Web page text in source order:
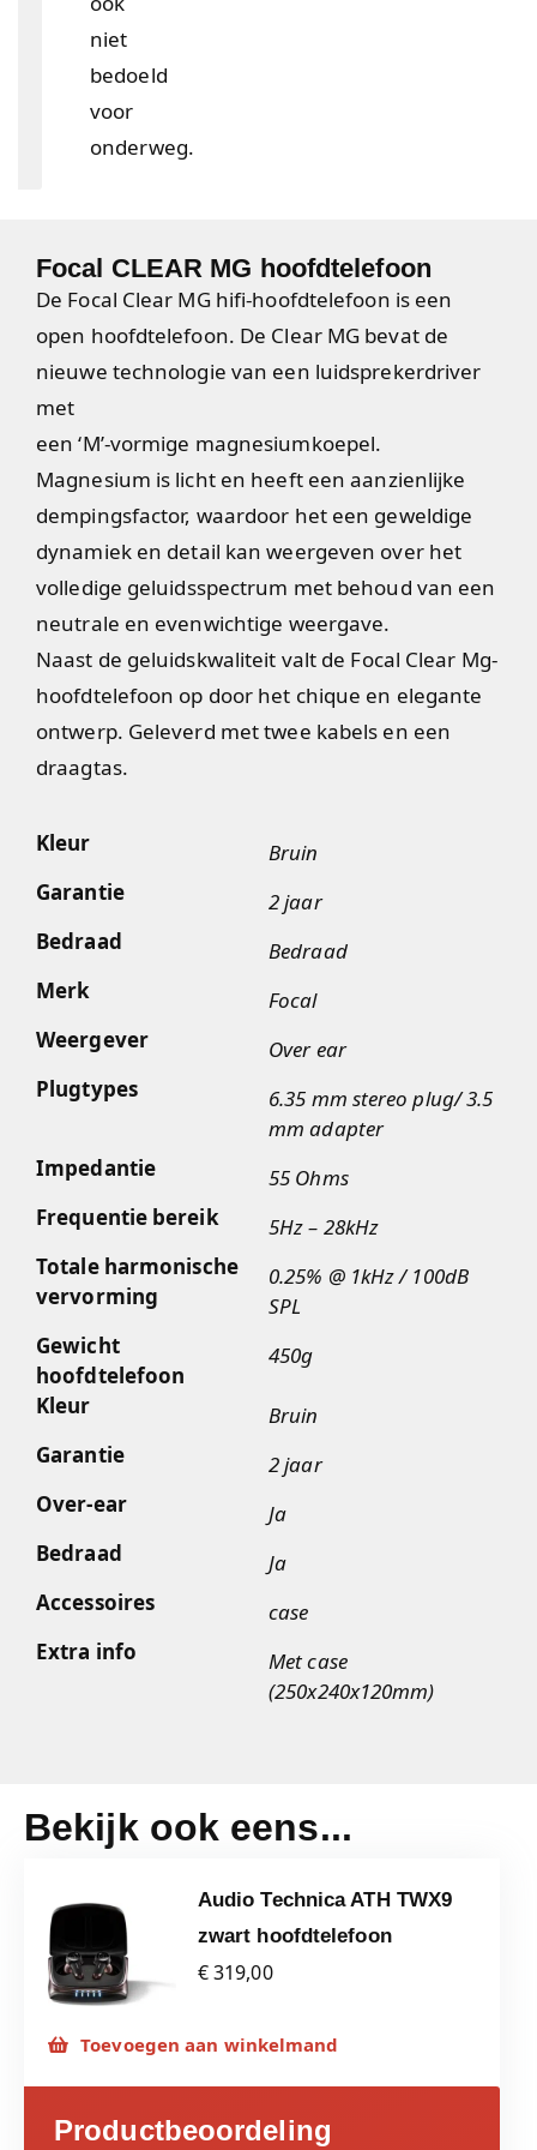
niet
bedoeld
voor
onderweg.
Focal CLEAR MG hoofdtelefoon
De Focal Clear MG hifi-hoofdtelefoon is een
open hoofdtelefoon. De Clear MG bevat de
nieuwe technologie van een luidsprekerdriver
met
een ‘M’-vormige magnesiumkoepel.
Magnesium is licht en heeft een aanzienlijke
dempingsfactor, waardoor het een geweldige
dynamiek en detail kan weergeven over het
volledige geluidsspectrum met behoud van een
neutrale en evenwichtige weergave.
Naast de geluidskwaliteit valt de Focal Clear Mg-
hoofdtelefoon op door het chique en elegante
ontwerp. Geleverd met twee kabels en een
draagtas.
Kleur
Bruin
Garantie
2 jaar
Bedraad
Bedraad
Merk
Focal
Weergever
Over ear
Plugtypes
6.35 mm stereo plug/ 3.5
mm adapter
Impedantie
55 Ohms
Frequentie bereik
5Hz – 28kHz
Totale harmonische
vervorming
0.25% @ 1kHz / 100dB
SPL
Gewicht
hoofdtelefoon
450g
Kleur
Bruin
Garantie
2 jaar
Over-ear
Ja
Bedraad
Ja
Accessoires
case
Extra info
Met case
(250x240x120mm)
Bekijk ook eens...
Audio Technica ATH TWX9
zwart hoofdtelefoon
€ 319,00
Toevoegen aan winkelmand
Productbeoordeling